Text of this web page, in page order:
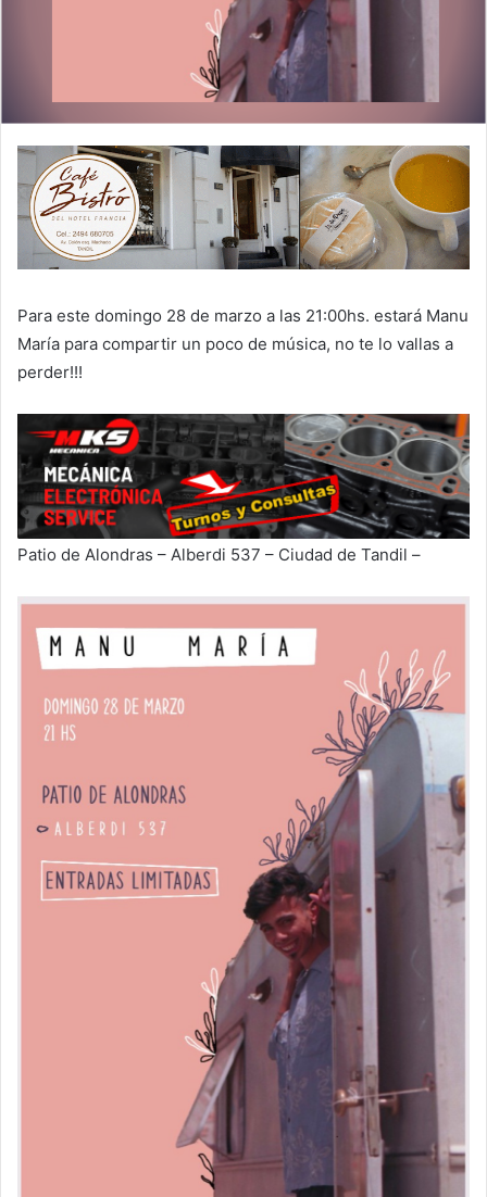
Para este domingo 28 de marzo a las 21:00hs. estará Manu
María para compartir un poco de música, no te lo vallas a
perder!!!
Patio de Alondras – Alberdi 537 – Ciudad de Tandil –